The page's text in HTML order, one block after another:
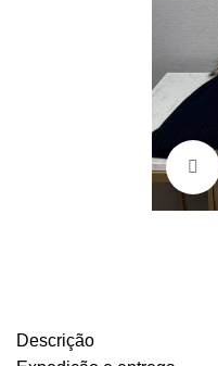
Descrição